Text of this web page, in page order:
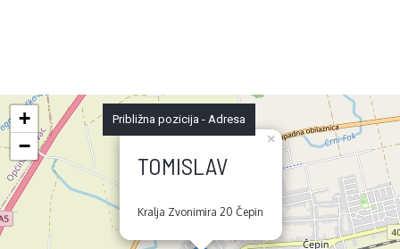
TOMISLAV
Kralja Zvonimira 20 Čepin
×
+
−
Približna pozicija - Adresa